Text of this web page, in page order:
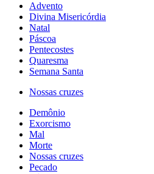
Advento
Divina Misericórdia
Natal
Páscoa
Pentecostes
Quaresma
Semana Santa
Nossas cruzes
Demônio
Exorcismo
Mal
Morte
Nossas cruzes
Pecado